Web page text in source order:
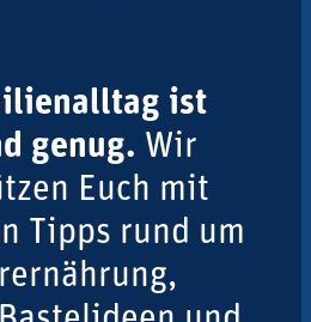
ist
genug. Wir
Euch mit
Tipps rund um